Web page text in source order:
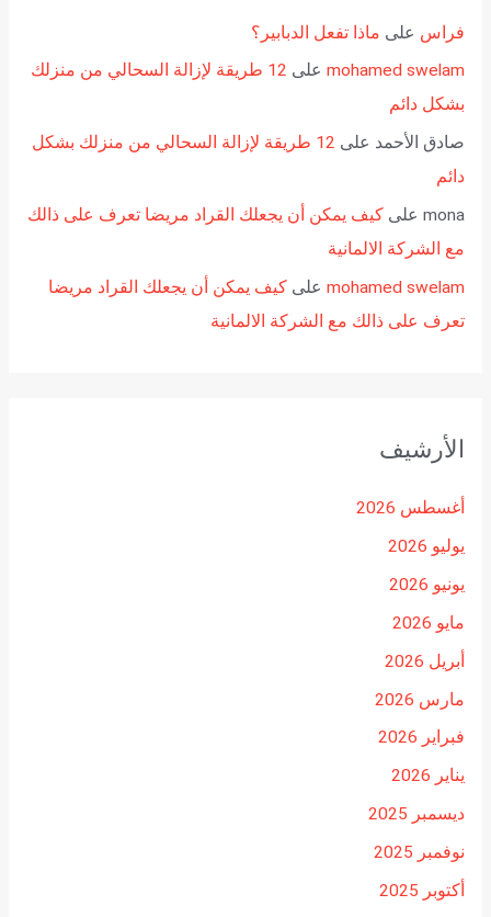
فراس على ماذا تفعل الدبابير؟
mohamed swelamعلى
12 طريقة لإزالة السحالي من منزلك
بشكل دائم
صادق الأحمد على
12 طريقة لإزالة السحالي من منزلك بشكل
دائم
monaعلى كيف يمكن أن يجعلك القراد مريضا تعرف على ذالك
مع الشركة الالمانية
mohamed swelamعلى كيف يمكن أن يجعلك القراد مريضا
تعرف على ذالك مع الشركة الالمانية
الأرشيف
أغسطس 2026
يوليو 2026
يونيو 2026
مايو 2026
أبريل 2026
مارس 2026
فبراير 2026
يناير 2026
ديسمبر 2025
نوفمبر 2025
أكتوبر 2025